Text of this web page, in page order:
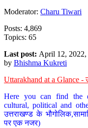
Moderator: Charu Tiwari
Posts: 4,869
Topics: 65
Last post: April 12,
by Bhishma Kukreti
Uttarakhand at a Glance -
Here you can find the
cultural, political and
उत्तराखण्ड के
पर एक नजर)